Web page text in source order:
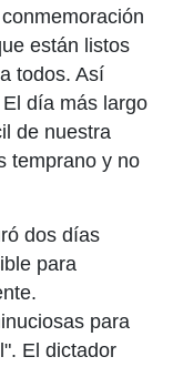
están listos
todos. Así
día más largo
de nuestra
temprano y no
dos días
para
para
El dictador